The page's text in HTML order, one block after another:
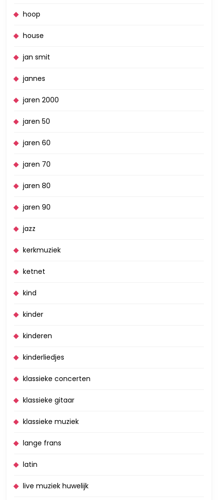
hoop
house
jan smit
jannes
jaren 2000
jaren 50
jaren 60
jaren 70
jaren 80
jaren 90
jazz
kerkmuziek
ketnet
kind
kinder
kinderen
kinderliedjes
klassieke concerten
klassieke gitaar
klassieke muziek
lange frans
latin
live muziek huwelijk